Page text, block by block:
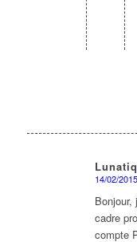
dit
14/02/
Bonjour,
cadre
compte